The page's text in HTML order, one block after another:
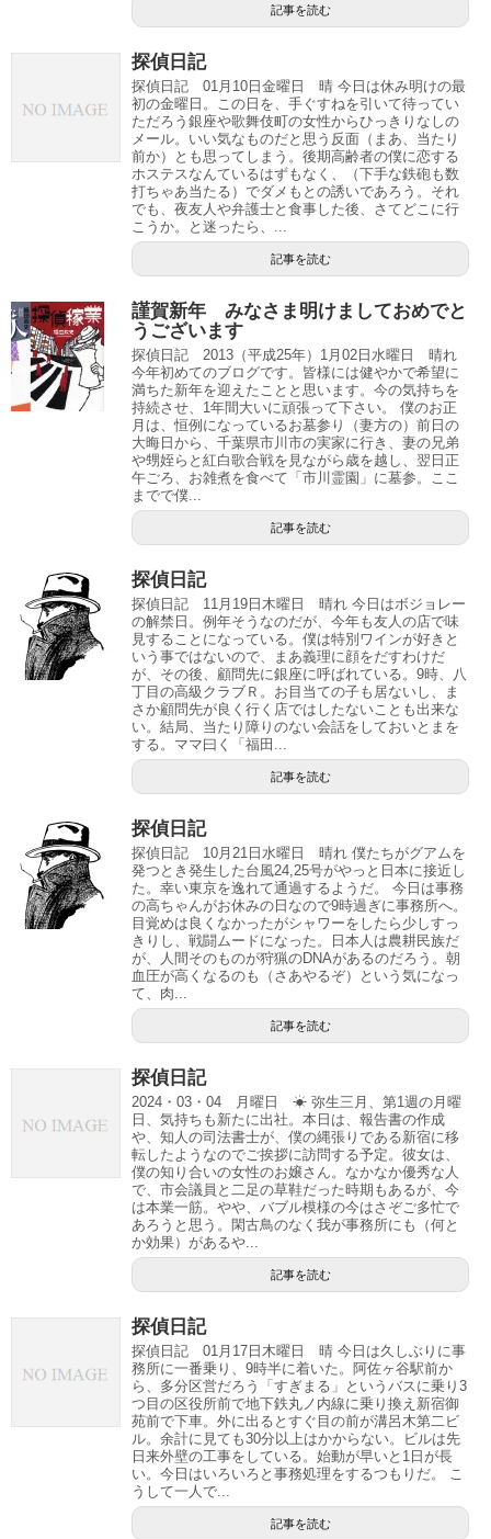
記事を読む
探偵日記
探偵日記 01月10日金曜日 晴 今日は休み明けの最
初の金曜日。この日を、手ぐすねを引いて待ってい
ただろう銀座や歌舞伎町の女性からひっきりなしの
メール。いい気なものだと思う反面（まあ、当たり
前か）とも思ってしまう。後期高齢者の僕に恋する
ホステスなんているはずもなく、（下手な鉄砲も数
打ちゃあ当たる）でダメもとの誘いであろう。それ
でも、夜友人や弁護士と食事した後、さてどこに行
こうか。と迷ったら、...
記事を読む
謹賀新年 みなさま明けましておめでと
うございます
探偵日記 2013（平成25年）1月02日水曜日 晴れ
今年初めてのブログです。皆様には健やかで希望に
満ちた新年を迎えたことと思います。今の気持ちを
持続させ、1年間大いに頑張って下さい。 僕のお正
月は、恒例になっているお墓参り（妻方の）前日の
大晦日から、千葉県市川市の実家に行き、妻の兄弟
や甥姪らと紅白歌合戦を見ながら歳を越し、翌日正
午ごろ、お雑煮を食べて「市川霊園」に墓参。ここ
までで僕...
記事を読む
探偵日記
探偵日記 11月19日木曜日 晴れ 今日はボジョレー
の解禁日。例年そうなのだが、今年も友人の店で味
見することになっている。僕は特別ワインが好きと
いう事ではないので、まあ義理に顔をだすわけだ
が、その後、顧問先に銀座に呼ばれている。9時、八
丁目の高級クラブＲ。お目当ての子も居ないし、ま
さか顧問先が良く行く店ではしたないことも出来な
い。結局、当たり障りのない会話をしておいとまを
する。ママ曰く「福田...
記事を読む
探偵日記
探偵日記 10月21日水曜日 晴れ 僕たちがグアムを
発つとき発生した台風24,25号がやっと日本に接近し
た。幸い東京を逸れて通過するようだ。 今日は事務
の高ちゃんがお休みの日なので9時過ぎに事務所へ。
目覚めは良くなかったがシャワーをしたら少しすっ
きりし、戦闘ムードになった。日本人は農耕民族だ
が、人間そのものが狩猟のDNAがあるのだろう。朝
血圧が高くなるのも（さあやるぞ）という気になっ
て、肉...
記事を読む
探偵日記
2024・03・04 月曜日 ☀ 弥生三月、第1週の月曜
日、気持ちも新たに出社。本日は、報告書の作成
や、知人の司法書士が、僕の縄張りである新宿に移
転したようなのでご挨拶に訪問する予定。彼女は、
僕の知り合いの女性のお嬢さん。なかなか優秀な人
で、市会議員と二足の草鞋だった時期もあるが、今
は本業一筋。やや、バブル模様の今はさぞご多忙で
あろうと思う。閑古鳥のなく我が事務所にも（何と
か効果）があるや...
記事を読む
探偵日記
探偵日記 01月17日木曜日 晴 今日は久しぶりに事
務所に一番乗り、9時半に着いた。阿佐ヶ谷駅前か
ら、多分区営だろう「すぎまる」というバスに乗り3
つ目の区役所前で地下鉄丸ノ内線に乗り換え新宿御
苑前で下車。外に出るとすぐ目の前が溝呂木第二ビ
ル。余計に見ても30分以上はかからない。ビルは先
日来外壁の工事をしている。始動が早いと1日が長
い。今日はいろいろと事務処理をするつもりだ。 こ
うして一人で...
記事を読む